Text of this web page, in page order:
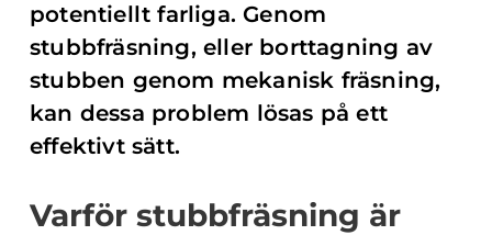
potentiellt farliga. Genom
stubbfräsning, eller borttagning av
stubben genom mekanisk fräsning,
kan dessa problem lösas på ett
effektivt sätt.
Varför stubbfräsning är